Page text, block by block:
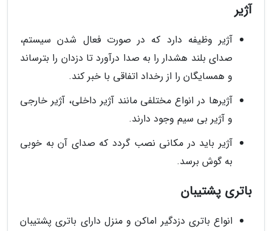
آژیر
آژیر وظیفه دارد که در صورت فعال شدن سیستم،
صدای بلند هشدار را به صدا درآورد تا دزدان را بترساند
و همسایگان را از رخداد اتفاقی با خبر کند.
آژیرها در انواع مختلفی مانند آژیر داخلی، آژیر خارجی
و آژیر بی سیم وجود دارند.
آژیر باید در مکانی نصب گردد که صدای آن به خوبی
به گوش برسد.
باتری پشتیبان
انواع باتری دزدگیر اماکن و منزل دارای باتری پشتیبان